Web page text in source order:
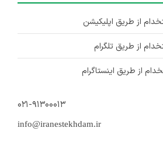
از طریق اپلیکیشن
از طریق تلگرام
از طریق اینستاگرام
۰۲۱-۹۱۳۰۰۰۱۳
info@iranestekhdam.ir